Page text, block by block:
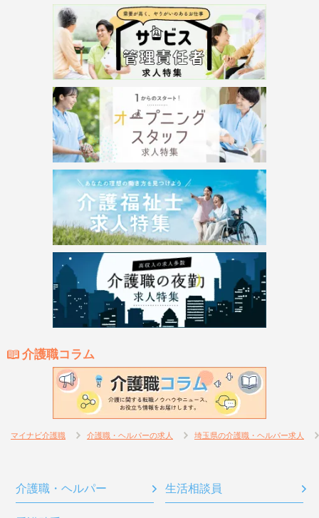
介護職コラム
マイナビ介護職 介護職・ヘルパーの求人 埼玉県の介護職・ヘルパー求人
介護職・ヘルパー 生活相談員